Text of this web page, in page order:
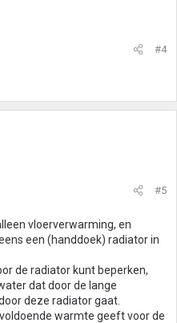
#4
#5
vloerverwarming, en
een (handdoek) radiator in
de radiator kunt beperken,
dat door de lange
deze radiator gaat.
warmte geeft voor de